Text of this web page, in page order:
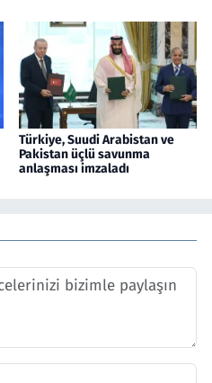
Türkiye, Suudi Arabistan ve
Pakistan üçlü savunma
anlaşması imzaladı